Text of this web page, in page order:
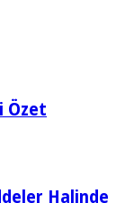
Özet
Halinde